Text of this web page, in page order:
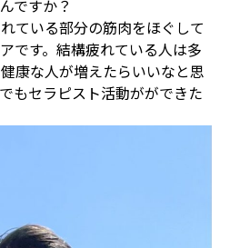
ですか？
ている部分の筋肉をほぐして
です。結構疲れている人は多
康な人が増えたらいいなと思
もセラピスト活動がができた